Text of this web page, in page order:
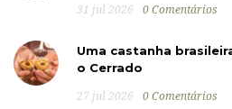
31 jul 2026 0 Comentários
Uma castanha
o Cerrado
27 jul 2026 0 Comentários